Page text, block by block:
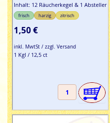
Inhalt: 12 Räucherkegel & 1 Absteller
frisch harzig zitrisch
1,50 €
inkl. MwtSt / zzgl. Versand
1 Kgl / 12,5 ct